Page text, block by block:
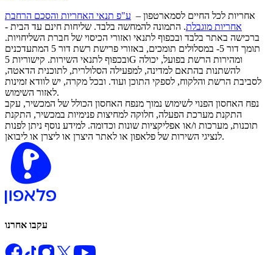
אחריות לכל החיים לסמארטפון – ע"פ תנאי האחריות והסכם הרחבת
אחריות מוגבלת. התמונה להמחשה בלבד. שליחות חינם עד הבית -
ברכישה באתר בלבד ובכפוף לתנאי ואזורי הכיסוי של חברת השליחויות.
תומך דור 5- במסלולים תומכים, באזורי פרישת רשת דור 5 המתעדכנים
ובכפוף לתנאי השירות. קישוריות 5G ומהירות הרשת בפועל, יכולה
להשתנות בהתאם למדינה, למפעילה הסלולרית, לתוכנית הדאטה,
לסביבת הרשת והלקוח, לספקי התוכן ועוד. ובכל מקרה, יש לוודא זמינות
לאזור השימוש.
נפח האחסון הפנוי לשימוש נמוך מנפח האחסון הכולל של המכשיר, עקב
התקנת מערכת הפעלה, חלוקה למחיצות פנימיות במכשיר, התקנת
תוכנות, מערכות ו/או אפליקציות שונות וכדומה. למידע נוסף ניתן לפנות
לנציגי השירות של פלאפון או לאתר היצרן או ליצרן או ליבואן.
עקבו אחרנו